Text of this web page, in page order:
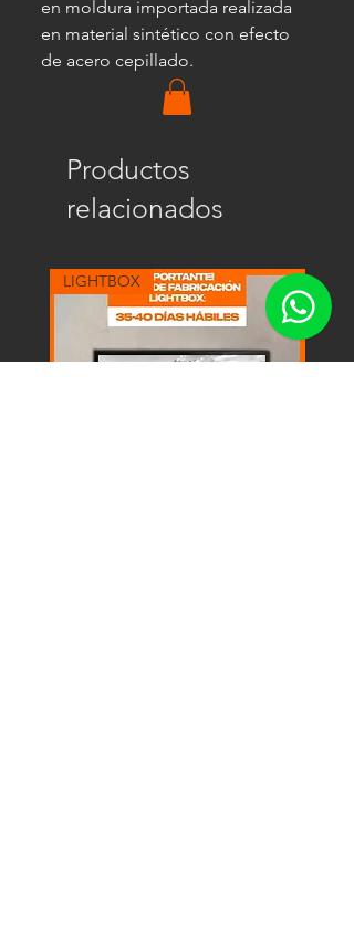
en moldura importada realizada
en material sintético con efecto
de acero cepillado.
Productos
relacionados
LIGHTBOX